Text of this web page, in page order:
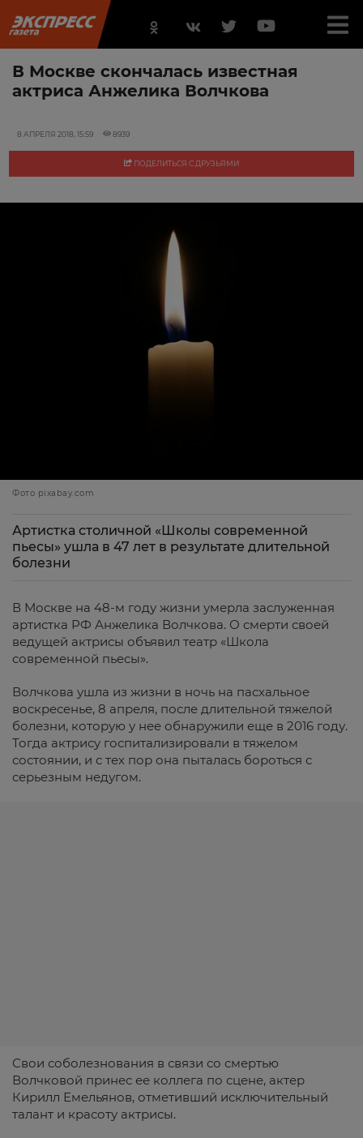
В Москве скончалась известная
актриса Анжелика Волчкова
8 АПРЕЛЯ 2018, 15:59 8939
ПОДЕЛИТЬСЯ С ДРУЗЬЯМИ
Фото pixabay.com
Артистка столичной «Школы современной
пьесы» ушла в 47 лет в результате длительной
болезни
В Москве на 48-м году жизни умерла заслуженная
артистка РФ Анжелика Волчкова. О смерти своей
ведущей актрисы объявил театр «Школа
современной пьесы».
Волчкова ушла из жизни в ночь на пасхальное
воскресенье, 8 апреля, после длительной тяжелой
болезни, которую у нее обнаружили еще в 2016 году.
Тогда актрису госпитализировали в тяжелом
состоянии, и с тех пор она пыталась бороться с
серьезным недугом.
Свои соболезнования в связи со смертью
Волчковой принес ее коллега по сцене, актер
Кирилл Емельянов, отметивший исключительный
талант и красоту актрисы.